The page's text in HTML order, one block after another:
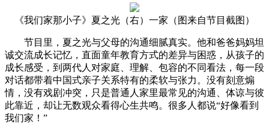
《我们家那小子》夏之光（右）一家（图来自节目截图）
节目里，夏之光与父母的沟通细腻真实。他和爸爸妈妈坦
诚交流成长记忆，直面童年教育方式的差异与困惑，从孩子的
成长感受，到两代人对家庭、理解、包容的不同看法，每一段
对话都带着中国式亲子关系特有的柔软与张力。没有刻意煽
情，没有戏剧冲突，只是普通人家里最常见的沟通、体谅与彼
此靠近，却让无数观众看得心生共鸣。很多人都说“好像看到
我们家！”